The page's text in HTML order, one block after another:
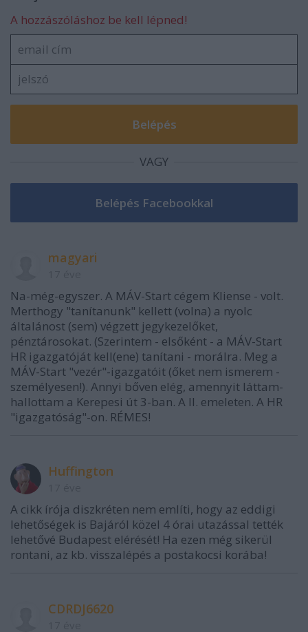
A hozzászóláshoz be kell lépned!
VAGY
magyari
Na-még-egyszer. A MÁV-Start cégem Kliense - volt.
Merthogy "tanítanunk" kellett (volna) a nyolc
általánost (sem) végzett jegykezelőket,
pénztárosokat. (Szerintem - elsőként - a MÁV-Start
HR igazgatóját kell(ene) tanítani - morálra. Meg a
MÁV-Start "vezér"-igazgatóit (őket nem ismerem -
személyesen!). Annyi bőven elég, amennyit láttam-
hallottam a Kerepesi út 3-ban. A II. emeleten. A HR
"igazgatóság"-on. RÉMES!
Huffington
A cikk írója diszkréten nem említi, hogy az eddigi
lehetőségek is Bajáról közel 4 órai utazással tették
lehetővé Budapest elérését! Ha ezen még sikerül
rontani, az kb. visszalépés a postakocsi korába!
CDRDJ6620